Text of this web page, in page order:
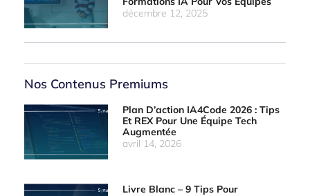
décembre 12, 2025
Nos Contenus Premiums
Plan D’action IA4Code 2026 : Tips
Et REX Pour Une Équipe Tech
Augmentée
avril 14, 2026
Livre Blanc – 9 Tips Pour